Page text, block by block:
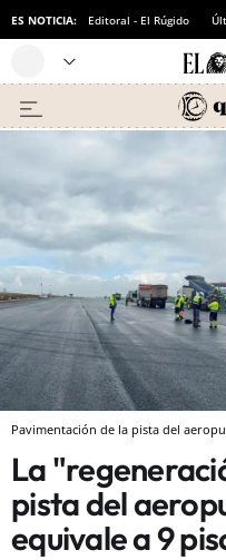
ES NOTICIA: Editoral - El Rúgido
Pavimentación de la pista del
La
pista del
equivale a 9